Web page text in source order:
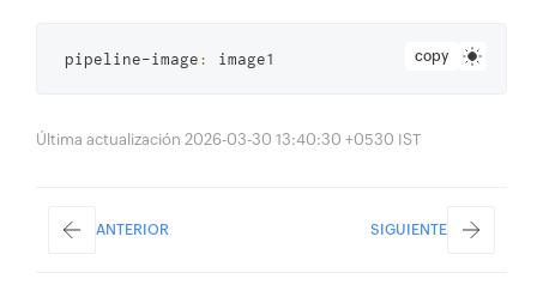
copy
pipeline-image: image1
Última actualización 2026-03-30 13:40:30 +0530 IST
ANTERIOR SIGUIENTE